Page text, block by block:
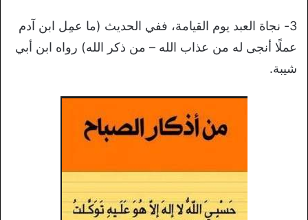
3- نجاة العبد يوم القيامة، ففي الحديث (ما عمِل ابن آدم
عملًا أنجى له من عذاب الله – من ذكر الله) رواه ابن أبي
شيبة.